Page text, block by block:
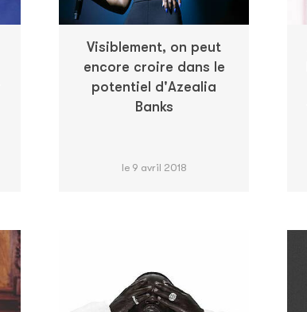
Visiblement, on peut
encore croire dans le
potentiel d'Azealia
Banks
le 9 avril 2018